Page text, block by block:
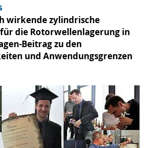
wirkende zylindrische
die Rotorwellenlagerung in
Beitrag zu den
und Anwendungsgrenzen